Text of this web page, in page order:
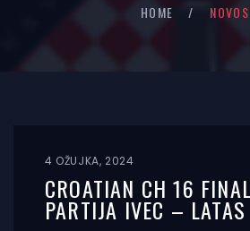
HOME
4 OŽUJKA, 2024
CROATIAN CH 16
PARTIJA IVEC – LATAS